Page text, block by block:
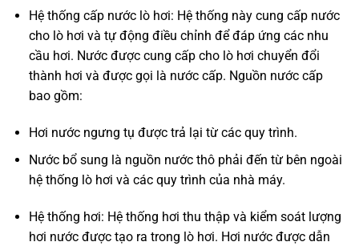
Hệ thống cấp nước lò hơi: Hệ thống này cung cấp nước
cho lò hơi và tự động điều chỉnh để đáp ứng các nhu
cầu hơi. Nước được cung cấp cho lò hơi chuyển đổi
thành hơi và được gọi là nước cấp. Nguồn nước cấp
bao gồm:
Hơi nước ngưng tụ được trả lại từ các quy trình.
Nước bổ sung là nguồn nước thô phải đến từ bên ngoài
hệ thống lò hơi và các quy trình của nhà máy.
Hệ thống hơi: Hệ thống hơi thu thập và kiểm soát lượng
hơi nước được tạo ra trong lò hơi. Hơi nước được dẫn